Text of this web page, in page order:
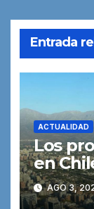
Entrada
ACTUALIDAD
Los
en
AGO 3,